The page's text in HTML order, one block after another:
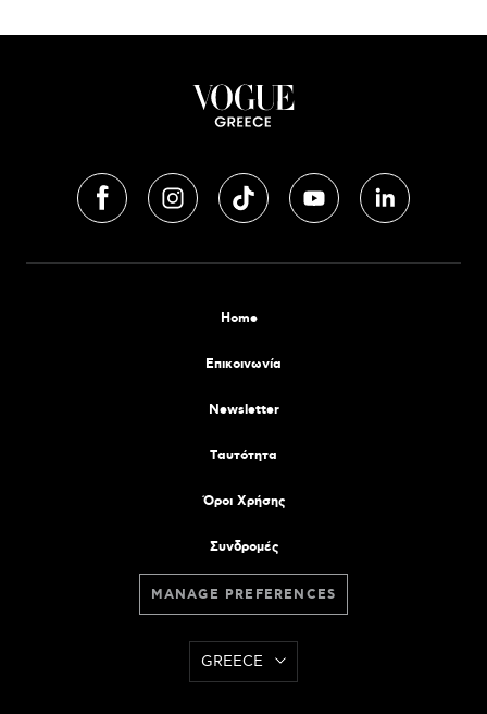
Home
Επικοινωνία
Newsletter
Tαυτότητα
Όροι Χρήσης
Συνδρομές
MANAGE PREFERENCES
GREECE